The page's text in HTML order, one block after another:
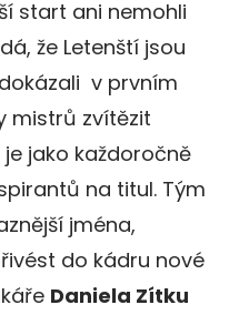
start ani nemohli
že Letenští jsou
v prvním
mistrů zvítězit
je jako každoročně
na titul. Tým
jména,
do kádru nové
Daniela Zítku